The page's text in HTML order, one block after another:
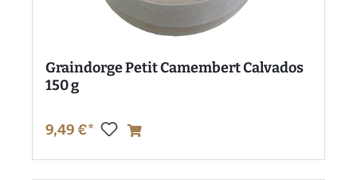
Graindorge Petit Camembert Calvados
150 g
9,49 €*